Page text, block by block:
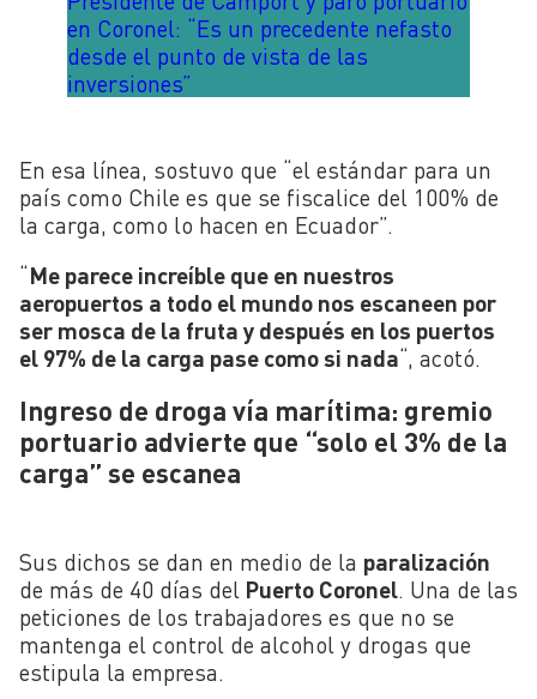
en Coronel: “Es un precedente nefasto
desde el punto de vista de las
inversiones”
En esa línea, sostuvo que “el estándar para un
país como Chile es que se fiscalice del 100% de
la carga, como lo hacen en Ecuador”.
“Me parece increíble que en nuestros
aeropuertos a todo el mundo nos escaneen por
ser mosca de la fruta y después en los puertos
el 97% de la carga pase como si nada“, acotó.
Ingreso de droga vía marítima: gremio
portuario advierte que “solo el 3% de la
carga” se escanea
Sus dichos se dan en medio de la paralización
de más de 40 días del Puerto Coronel. Una de las
peticiones de los trabajadores es que no se
mantenga el control de alcohol y drogas que
estipula la empresa.